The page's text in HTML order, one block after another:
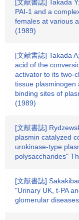
[文献書誌] Takada
PAI-1 and a
females at various
(1989)
[文献書誌] Takada
acid of the
activator to its two-
tissue plasminogen
binding sites of
(1989)
[文献書誌]
plasmin catalyzed
urokinase-type
polysaccharides"
[文献書誌]
"Urinary UK, t-PA
glomerular